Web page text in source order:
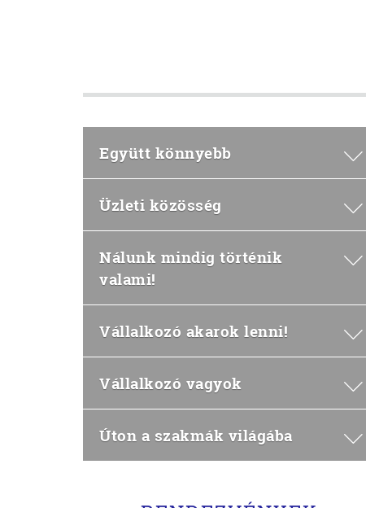
Együtt könnyebb
Üzleti közösség
Nálunk mindig történik
valami!
Vállalkozó akarok lenni!
Vállalkozó vagyok
Úton a szakmák világába